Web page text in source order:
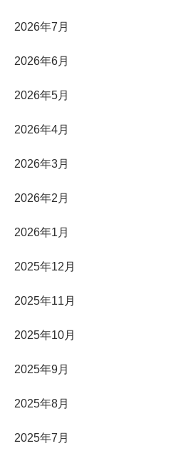
2026年7月
2026年6月
2026年5月
2026年4月
2026年3月
2026年2月
2026年1月
2025年12月
2025年11月
2025年10月
2025年9月
2025年8月
2025年7月